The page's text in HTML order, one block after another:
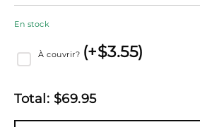
En stock
À couvrir? (+$3.55)
Total: $69.95